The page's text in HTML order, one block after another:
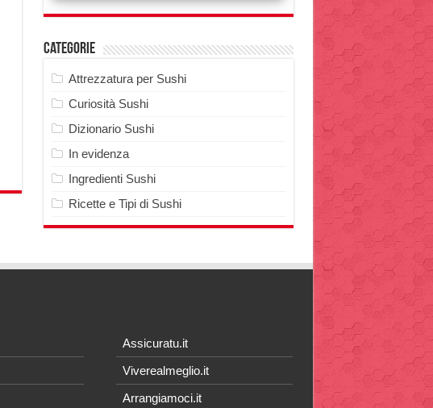
Categorie
Attrezzatura per Sushi
Curiosità Sushi
Dizionario Sushi
In evidenza
Ingredienti Sushi
Ricette e Tipi di Sushi
Assicuratu.it
Viverealmeglio.it
Arrangiamoci.it